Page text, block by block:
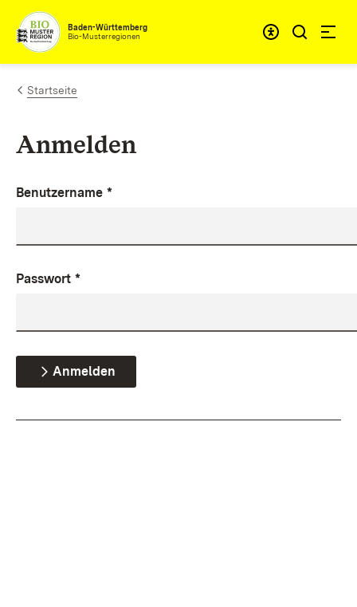
Zum Inhalt springen
Baden-Württemberg
Bio-Musterregionen
Startseite
Anmelden
Benutzername *
Passwort *
Anmelden